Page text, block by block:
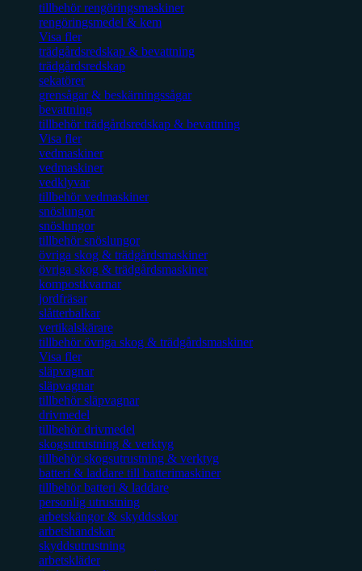
tillbehör rengöringsmaskiner
rengöringsmedel & kem
Visa fler
trädgårdsredskap & bevattning
trädgårdsredskap
sekatörer
grensågar & beskärningssågar
bevattning
tillbehör trädgårdsredskap & bevattning
Visa fler
vedmaskiner
vedmaskiner
vedklyvar
tillbehör vedmaskiner
snöslungor
snöslungor
tillbehör snöslungor
övriga skog & trädgårdsmaskiner
övriga skog & trädgårdsmaskiner
kompostkvarnar
jordfräsar
slåtterbalkar
vertikalskärare
tillbehör övriga skog & trädgårdsmaskiner
Visa fler
släpvagnar
släpvagnar
tillbehör släpvagnar
drivmedel
tillbehör drivmedel
skogsutrustning & verktyg
tillbehör skogsutrustning & verktyg
batteri & laddare till batterimaskiner
tillbehör batteri & laddare
personlig utrustning
arbetskängor & skyddsskor
arbetshandskar
skyddsutrustning
arbetskläder